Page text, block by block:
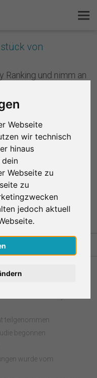
Webseite
wir technisch
hinaus
Webseite zu
zu
jedoch aktuell
von
und nimm an
Je besser deine
Je mehr du
Unterstützung
R 4 R 5
teilgenommen
begonnen
wurde vom
entdecken
registrieren